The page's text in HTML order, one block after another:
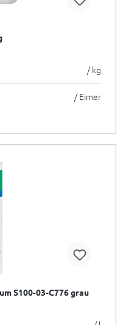
/ kg
/ Eimer
S100-03-C776 grau